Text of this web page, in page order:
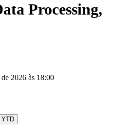
Processing,
2026 às 18:00
YTD